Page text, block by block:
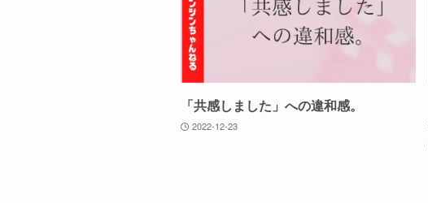
「共感しました」への違和感。
2022-12-23